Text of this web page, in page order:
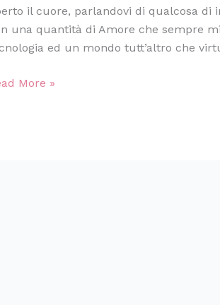
il cuore, parlandovi di qualcosa
una quantità di Amore che sempre
ed un mondo tutt’altro che
More »